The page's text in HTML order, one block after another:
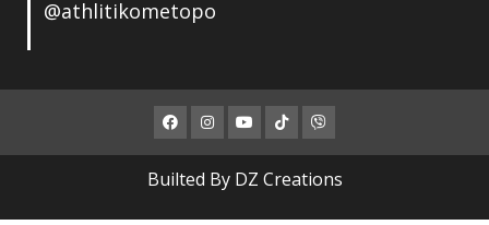
@athlitikometopo
Facebook
Instagram
Youtube
ΤΙΚ
ΤΟΚ
Viber
Builted By DZ Creations